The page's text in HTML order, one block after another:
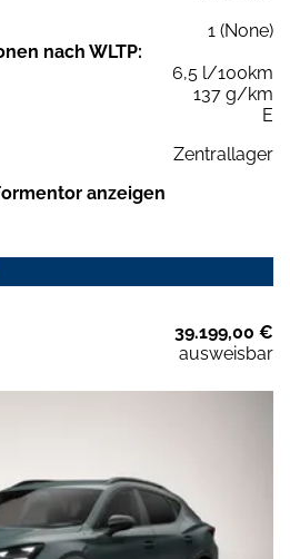
1 (None)
nach WLTP:
6,5 l/100km
137 g/km
E
Zentrallager
anzeigen
39.199,00 €
ausweisbar